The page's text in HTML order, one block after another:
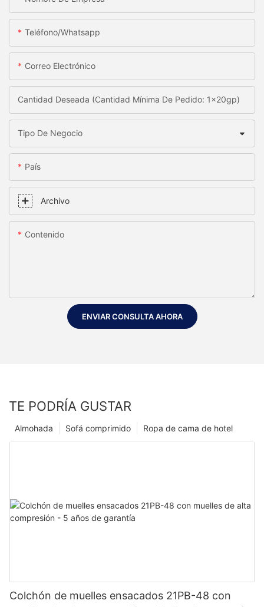
Teléfono/whatsapp
Correo Electrónico
Cantidad Deseada (Cantidad Mínima De Pedido: 1x20gp)
Tipo De Negocio
País
Archivo
Contenido
ENVIAR CONSULTA AHORA
TE PODRÍA GUSTAR
Ropa de cama de hotel
Sofá comprimido
Almohada
Colchón de muelles ensacados 21PB-48 con